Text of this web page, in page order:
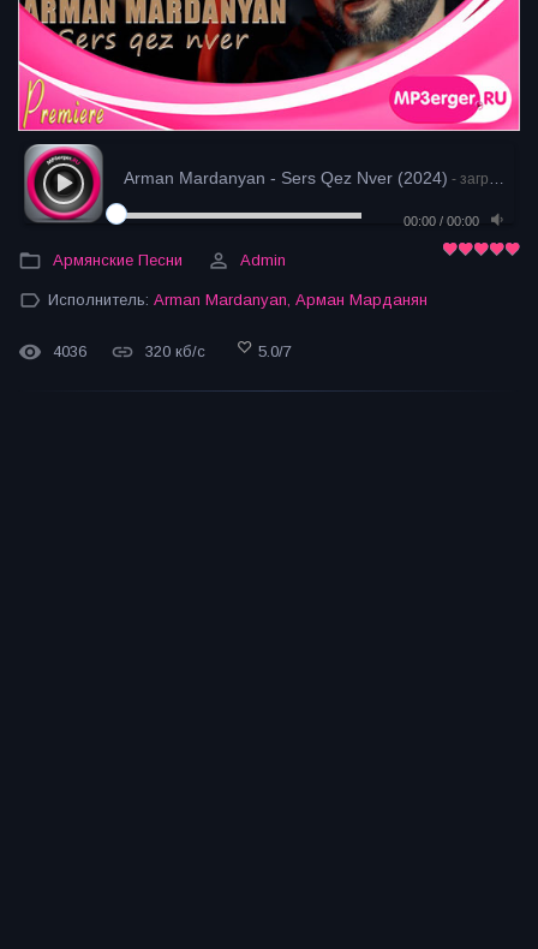
Arman Mardanyan - Sers Qez Nver (2024) - загрузка
00:00 / 00:00
Армянские Песни Admin
Исполнитель: Arman Mardanyan Арман Марданян
4036 320 кб/с 5.0/7